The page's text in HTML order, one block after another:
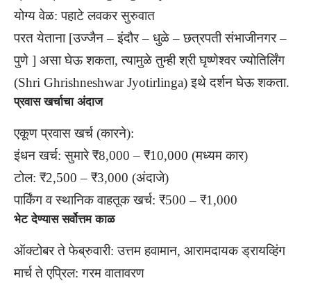
योग्य वेळ: पहाटे लवकर सुरुवात
परत येताना [उज्जैन – इंदौर – धुळे – छत्रपती संभाजीनगर –
पुणे ] असा घेऊ शकता, त्यामुळे तुम्ही श्री घृष्णेश्वर ज्योतिर्लिंग
(Shri Ghrishneshwar Jyotirlinga) इथे दर्शन घेऊ शकता.
प्रवास खर्चाचा अंदाज
एकूण प्रवास खर्च (कारने):
इंधन खर्च: सुमारे ₹8,000 – ₹10,000 (मध्यम कार)
टोल: ₹2,500 – ₹3,000 (अंदाजे)
पार्किंग व स्थानिक वाहतूक खर्च: ₹500 – ₹1,000
भेट देण्यास सर्वोत्तम काळ
ऑक्टोबर ते फेब्रुवारी: उत्तम हवामान, आरामदायक ड्रायव्हिंग
मार्च ते एप्रिल: गरम वातावरण